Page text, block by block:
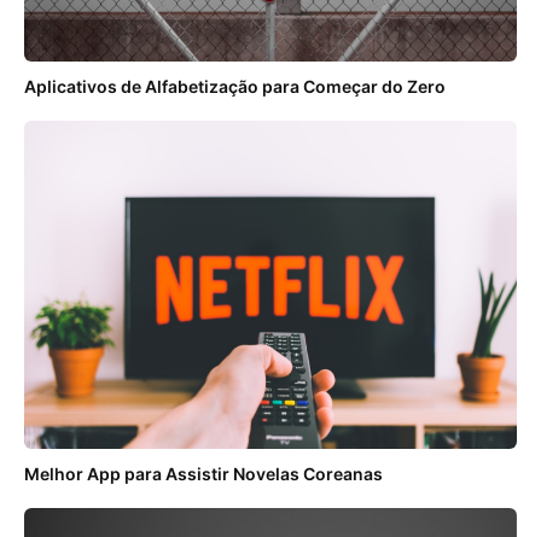
Aplicativos de Alfabetização para Começar do Zero
Melhor App para Assistir Novelas Coreanas